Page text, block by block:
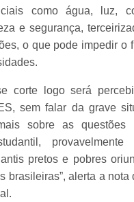
como água, luz,
e segurança,
o que pode impedir o
corte logo será
sem falar da grave
sobre as
pretos e pobres
brasileiras”, alerta a nota